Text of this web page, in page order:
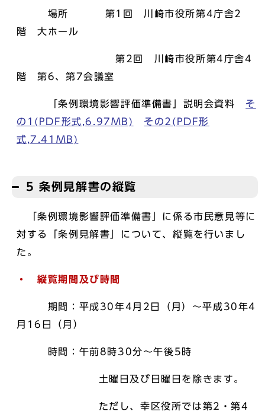
場所 第1回 川崎市役所第4庁舎2
階 大ホール
第2回 川崎市役所第4庁舎4
階 第6、第7会議室
「条例環境影響評価準備書」説明会資料 そ
の1(PDF形式,6.97MB)
その2(PDF形
式,7.41MB)
5 条例見解書の縦覧
「条例環境影響評価準備書」に係る市民意見等に
対する「条例見解書」について、縦覧を行いまし
た。
・ 縦覧期間及び時間
期間：平成30年4月2日（月）～平成30年4
月16日（月）
時間：午前8時30分～午後5時
土曜日及び日曜日を除きます。
ただし、幸区役所では第2・第4